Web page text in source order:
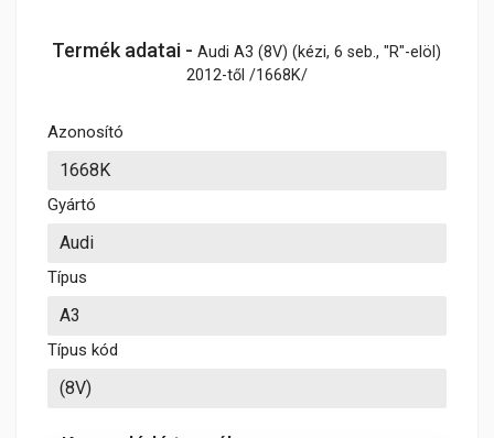
Termék adatai -Audi A3 (8V) (kézi, 6 seb., "R"-elöl)
2012-től /1668K/
Azonosító
Gyártó
Típus
Típus kód